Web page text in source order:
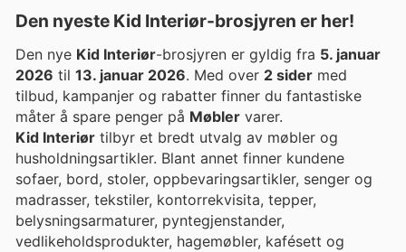
Den nyeste Kid Interiør-brosjyren er her!
Den nye Kid Interiør-brosjyren er gyldig fra 5. januar
2026 til 13. januar 2026. Med over 2 sider med
tilbud, kampanjer og rabatter finner du fantastiske
måter å spare penger på Møbler varer.
Kid Interiør tilbyr et bredt utvalg av møbler og
husholdningsartikler. Blant annet finner kundene
sofaer, bord, stoler, oppbevaringsartikler, senger og
madrasser, tekstiler, kontorrekvisita, tepper,
belysningsarmaturer, pyntegjenstander,
vedlikeholdsprodukter, hagemøbler, kafésett og